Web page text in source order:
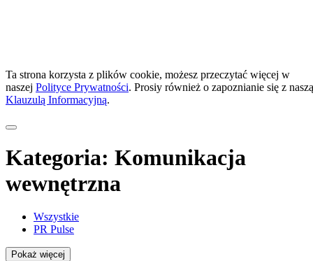
Ta strona korzysta z plików cookie, możesz przeczytać więcej w
naszej Polityce Prywatności. Prosiy również o zapoznianie się z naszą
Klauzulą Informacyjną.
Kategoria: Komunikacja
wewnętrzna
Wszystkie
PR Pulse
Pokaż więcej